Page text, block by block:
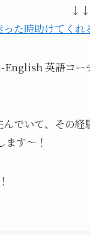
た時助けてくれ
英語コ
でいて、その
す〜！